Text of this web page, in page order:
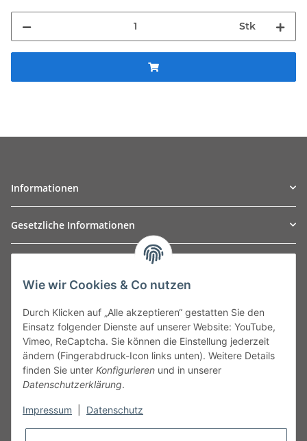
Stk
Informationen
Gesetzliche Informationen
Leibnizstraße 2a
Germany
Phone:+49 40 5287270
Fax:+49 40 5281050
Email:sales@tow-automotive.de
Wie wir Cookies & Co nutzen
Durch Klicken auf „Alle akzeptieren“ gestatten Sie den
Einsatz folgender Dienste auf unserer Website: YouTube,
Vimeo, ReCaptcha. Sie können die Einstellung jederzeit
ändern (Fingerabdruck-Icon links unten). Weitere Details
finden Sie unter Konfigurieren und in unserer
Datenschutzerklärung.
Impressum Datenschutz